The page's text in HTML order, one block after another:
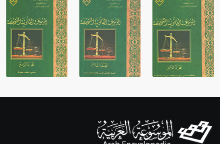
التاسع، وهم ينتسبون إلى أسرة أوسروين
- هل تعلم أن الأبجدية الكنعانية تتألف من /22/ علامة كتابية
sign تكتب منفصلة غير متصلة، وتعتمد المبدأ الأكوروفوني،
حيث تقتصر القيمة الصوتية للعلامة الك